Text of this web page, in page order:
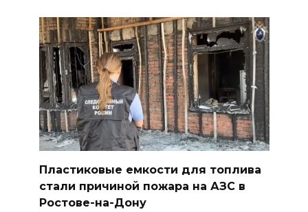
Пластиковые емкости для топлива
стали причиной пожара на АЗС в
Ростове-на-Дону